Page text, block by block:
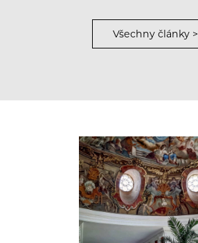
Všechny články >